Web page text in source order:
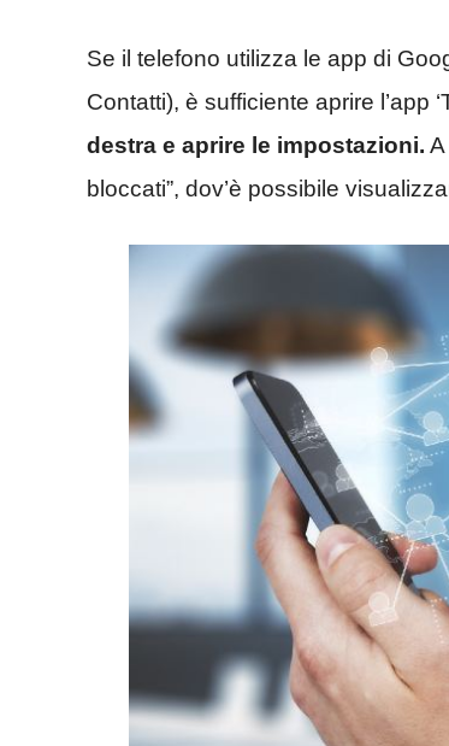
Se il telefono utilizza le app di
Contatti), è sufficiente aprire l’app
destra e aprire le impostazioni.
bloccati”, dov’è possibile